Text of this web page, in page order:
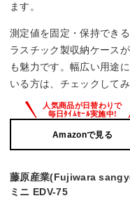
ます。
測定値を固定・保持でき
ラスチック製収納ケース
も魅力です。幅広い用途
いる方は、チェックしてみ
Amazonで見る
藤原産業(Fujiwara
ミニ EDV-75